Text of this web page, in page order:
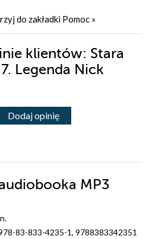
do zakładki Pomoc »
klientów: Stara
Legenda Nick
Dodaj opinię
MP3
83-833-4235-1, 9788383342351